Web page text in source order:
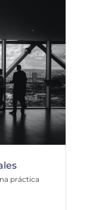
práctica